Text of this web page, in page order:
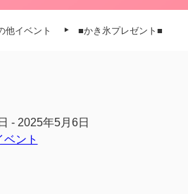
他イベント ■かき氷プレゼント■
- 2025年5月6日
ベント